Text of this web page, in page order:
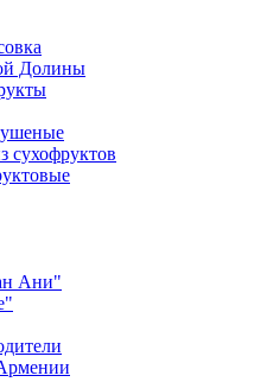
Долины
сухофруктов
Ани"